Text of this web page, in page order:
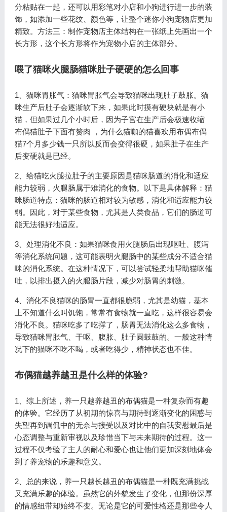
分粘贴在一起，还可以用彩笔对小店和小狗进行进一步的装
饰，如添加一些花纹、颜色等，让整个迷你小狗宠物店更加
精致。方法三：制作宠物店主体结构在一张纸上先画出一个
长方形，这个长方形将作为宠物小店的主体部分。
喂了猫咪火腿肠猫咪肚子硬硬的怎么回事
1、猫咪胃胀气：猫咪胃胀气会导致猫咪出现肚子鼓胀。猫
咪生产后肚子会逐渐软下来，如果此时摸有硬块就是有小
猫，但如果过几个小时后，因为子宫在生产后会极速收缩
布偶猫肚子下面有赘肉 ，为什么猫咖的猫喜欢用布偶布偶
猫7个月多少钱一只所以反而会变得很硬，如果肚子在生产
后变硬就是已经。
2、给猫吃火腿拉肚子的主要原因是猫咪肠道的消化和适应
能力较弱，火腿肠属于难消化的食物。以下是具体解释：猫
咪肠道特点：猫咪的肠道相对较为敏感，消化和适应能力较
弱。因此，对于某些食物，尤其是人类食品，它们的肠道可
能无法很好地适应。
3、处理消化不良：如果猫咪食用火腿肠后出现呕吐、腹泻
等消化系统问题，这可能表明火腿肠中的某些成分不适合猫
咪的消化系统。在这种情况下，可以尝试轻柔地帮助猫咪催
吐，以排出摄入的火腿肠片段，减少对肠胃的刺激。
4、消化不良猫咪的肠胃一直都很脆弱，尤其是幼猫，基本
上不知道什么叫饥饱，常常有食物就一直吃，这样很容易会
消化不良。猫咪吃多了吃撑了，肠胃无法消化这么多食物，
导致猫咪胃胀气、干呕、腹胀、肚子圆鼓鼓的。一般这种情
况下的猫咪不吃不喝，或者吃得少，精神状态也不佳。
布偶猫越养越丑是什么样的体验?
1、综上所述，养一只越养越丑的布偶猫是一种复杂而有趣
的体验。它经历了从初期的惊喜与期待到逐渐变化的困惑与
失望再到调侃中的无奈与接受以及对比中的自我安慰最后是
心态调整与重新审视以及珍惜当下与未来期待的过程。这一
过程不仅考验了主人的耐心和爱心也让他们更加深刻地体会
到了养宠物的乐趣和意义。
2、总的来说，养一只越长越丑的布偶猫是一种既充满挑战
又充满乐趣的体验。虽然它的外貌发生了变化，但那份深厚
的情感纽带却始终不变。无论是它的可爱性格还是那些令人